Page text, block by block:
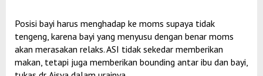
Posisi bayi harus menghadap ke moms supaya tidak
tengeng, karena bayi yang menyusu dengan benar moms
akan merasakan relaks. ASI tidak sekedar memberikan
makan, tetapi juga memberikan bounding antar ibu dan bayi,